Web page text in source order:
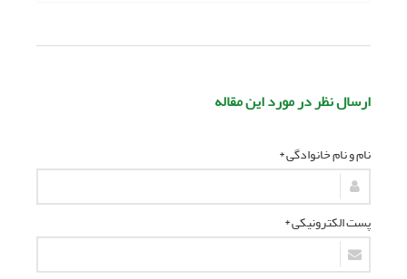
ارسال نظر در مورد این مقاله
نام و نام خانوادگی *
پست الکترونیکی *